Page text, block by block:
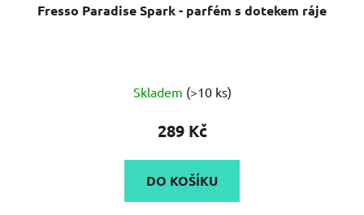
Fresso Paradise Spark - parfém s dotekem ráje
Skladem (>10 ks)
289 Kč
DO KOŠÍKU